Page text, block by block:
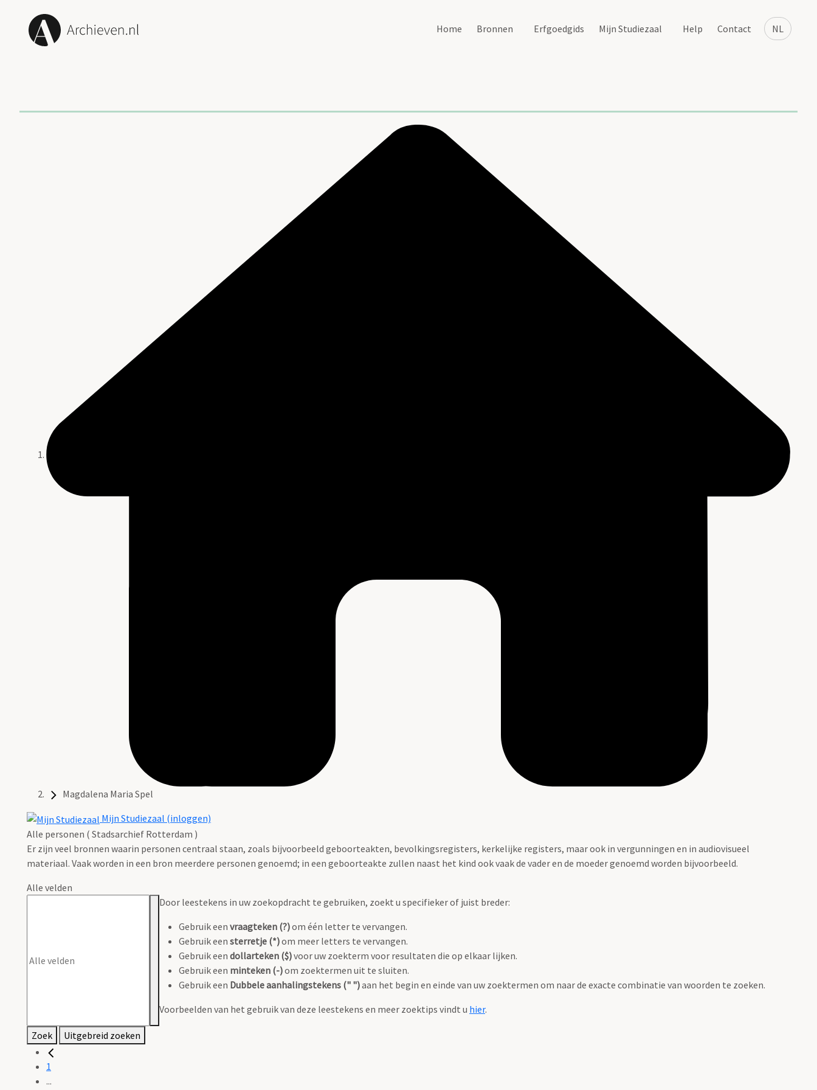
NL
Home Bronnen Erfgoedgids Mijn Studiezaal Help Contact
Magdalena Maria Spel
Mijn Studiezaal (inloggen)
Alle personen ( Stadsarchief Rotterdam )
Er zijn veel bronnen waarin personen centraal staan, zoals bijvoorbeeld geboorteakten, bevolkingsregisters, kerkelijke registers, maar ook in vergunningen en in audiovisueel
materiaal. Vaak worden in een bron meerdere personen genoemd; in een geboorteakte zullen naast het kind ook vaak de vader en de moeder genoemd worden bijvoorbeeld.
Alle velden
Door leestekens in uw zoekopdracht te gebruiken, zoekt u specifieker of juist breder:
Gebruik een vraagteken (?)om één letter te vervangen.
Gebruik een sterretje (*)om meer letters te vervangen.
Gebruik een dollarteken ($)voor uw zoekterm voor resultaten die op elkaar lijken.
Gebruik een minteken (-)om zoektermen uit te sluiten.
Gebruik een Dubbele aanhalingstekens (" ")aan het begin en einde van uw zoektermen om naar de exacte combinatie van woorden te zoeken.
Voorbeelden van het gebruik van deze leestekens en meer zoektips vindt u hier.
Zoek Uitgebreid zoeken
1
...